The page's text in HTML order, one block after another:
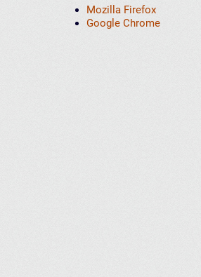
Mozilla Firefox
Google Chrome